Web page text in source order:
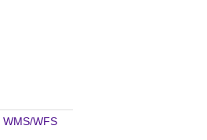
WMS/WFS